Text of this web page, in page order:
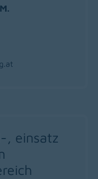
at
, einsatz